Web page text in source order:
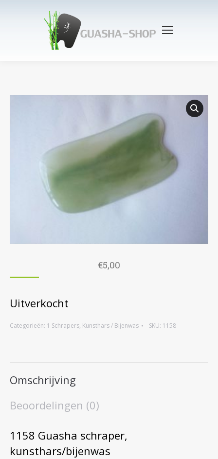
€5,00
Uitverkocht
Categorieën: 1 Schrapers, Kunsthars / Bijenwas SKU: 1158
Omschrijving
Beoordelingen (0)
1158 Guasha schraper,
kunsthars/bijenwas